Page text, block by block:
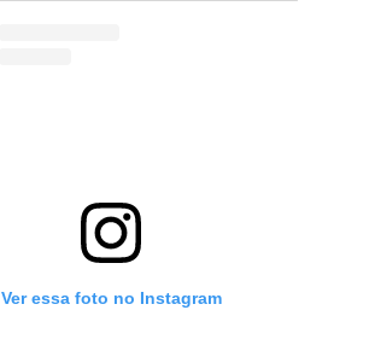
Ver essa foto no Instagram